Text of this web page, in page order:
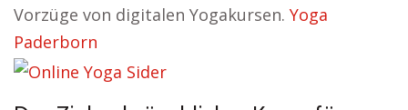
Vorzüge von digitalen Yogakursen. Yoga
Paderborn